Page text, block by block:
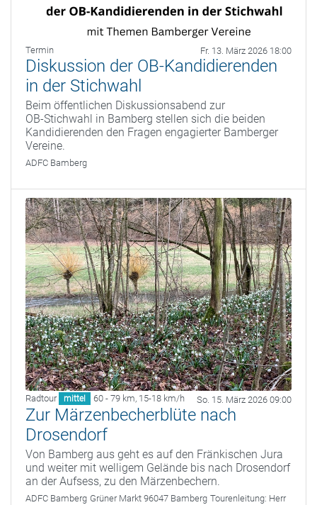
Termin Fr. 13. März 2026 18:00
Diskussion der OB-Kandidierenden
in der Stichwahl
Beim öffentlichen Diskussionsabend zur
OB‑Stichwahl in Bamberg stellen sich die beiden
Kandidierenden den Fragen engagierter Bamberger
Vereine.
ADFC Bamberg
Radtour mittel 60 - 79 km, 15-18 km/h So. 15. März 2026 09:00
Zur Märzenbecherblüte nach
Drosendorf
Von Bamberg aus geht es auf den Fränkischen Jura
und weiter mit welligem Gelände bis nach Drosendorf
an der Aufsess, zu den Märzenbechern.
ADFC Bamberg Grüner Markt 96047 Bamberg Tourenleitung: Herr